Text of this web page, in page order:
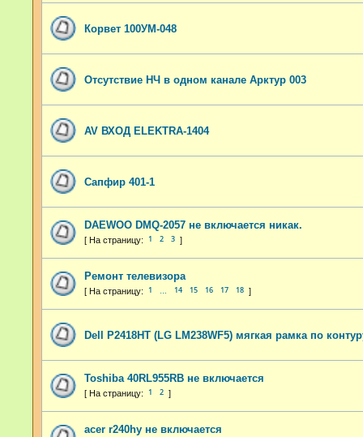
Корвет 100УМ-048
Отсутствие НЧ в одном канале Арктур 003
AV ВХОД ELEKTRA-1404
Сапфир 401-1
DAEWOO DMQ-2057 не включается никак.
1 2 3
Ремонт телевизора
1 14 15 16 17 18
Dell P2418HT (LG LM238WF5) мягкая рамка по
Toshiba 40RL955RB не включается
1 2
acer r240hy не включается